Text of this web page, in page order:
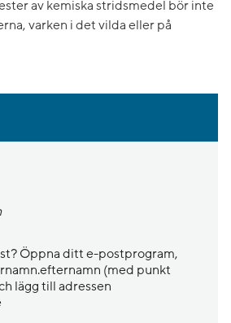
av kemiska stridsmedel bör inte
varken i det vilda eller på
Öppna ditt e-postprogram,
(med punkt
lägg till adressen